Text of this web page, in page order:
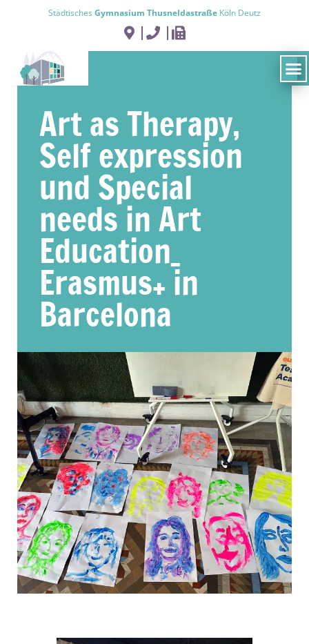
Städtisches Gymnasium Thusneldastraße Köln Deutz
Art as Therapy,
Self expression
und Special
needs in Art
Education_
Erasmus+ in
Barcelona